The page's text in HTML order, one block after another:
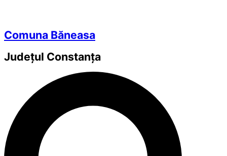
Comuna Băneasa
Județul Constanța